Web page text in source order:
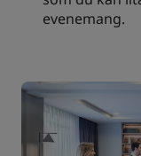
evenemang.